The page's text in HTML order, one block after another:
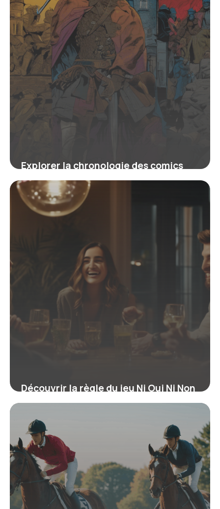
Explorer la chronologie des comics
Batman : comprendre l’évolution du
Chevalier Noir
16 juin 2026
Découvrir la règle du jeu Ni Oui Ni Non
: le guide pour maîtriser l’art de
l’esquive verbale
16 juin 2026